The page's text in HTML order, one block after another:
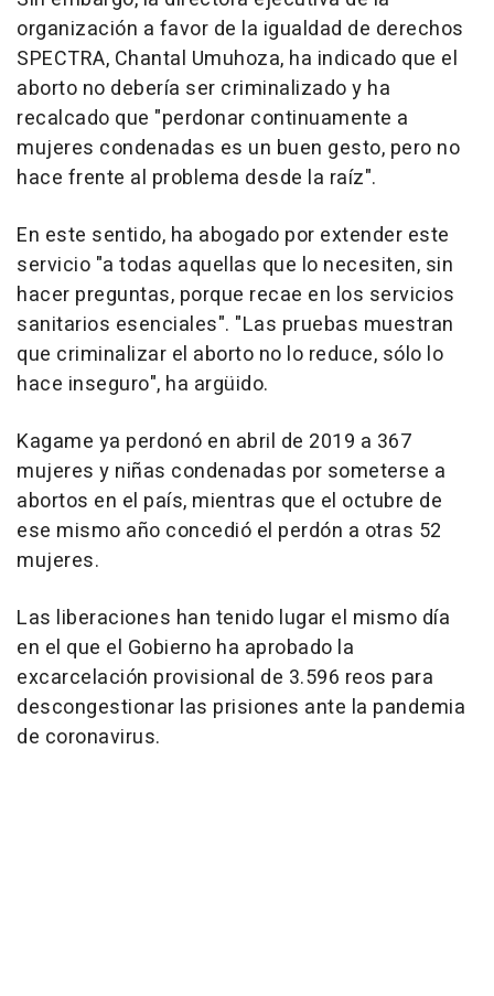
organización a favor de la igualdad de derechos
SPECTRA, Chantal Umuhoza, ha indicado que el
aborto no debería ser criminalizado y ha
recalcado que "perdonar continuamente a
mujeres condenadas es un buen gesto, pero no
hace frente al problema desde la raíz".
En este sentido, ha abogado por extender este
servicio "a todas aquellas que lo necesiten, sin
hacer preguntas, porque recae en los servicios
sanitarios esenciales". "Las pruebas muestran
que criminalizar el aborto no lo reduce, sólo lo
hace inseguro", ha argüido.
Kagame ya perdonó en abril de 2019 a 367
mujeres y niñas condenadas por someterse a
abortos en el país, mientras que el octubre de
ese mismo año concedió el perdón a otras 52
mujeres.
Las liberaciones han tenido lugar el mismo día
en el que el Gobierno ha aprobado la
excarcelación provisional de 3.596 reos para
descongestionar las prisiones ante la pandemia
de coronavirus.